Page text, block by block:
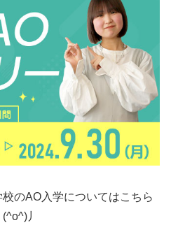
のAO入学についてはこちら
丿